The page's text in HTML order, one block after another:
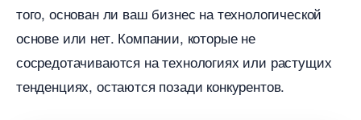
того, основан ли ваш бизнес на технологической
основе или нет. Компании, которые не
сосредотачиваются на технологиях или растущих
тенденциях, остаются позади конкурентов.